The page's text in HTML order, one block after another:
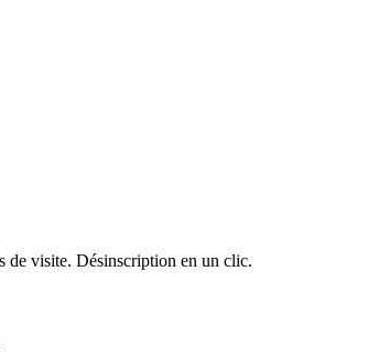
de visite. Désinscription en un clic.